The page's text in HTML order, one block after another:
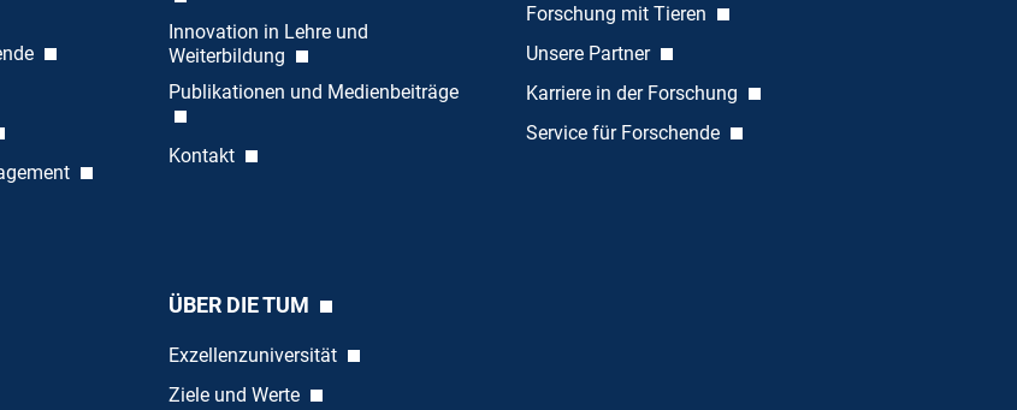
Innovation in Lehre und
Weiterbildung
Publikationen und Medienbeiträge
Kontakt
Forschung mit Tieren
Unsere Partner
Karriere in der Forschung
Service für Forschende
ÜBER DIE TUM
Exzellenzuniversität
Ziele und Werte